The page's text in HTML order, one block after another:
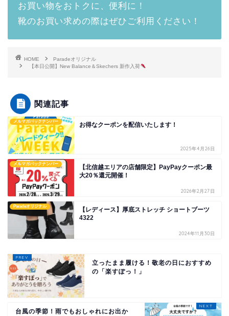
お買い物をおトクに、便利に！
靴のお買い求めの際はぜひご利用ください！
HOME
Paradeオリジナル
【本日公開】New Balance＆Skechers 新作入荷
関連記事
メルマガバックナンバー お得なクーポンを配信いたします！
2025年4月26日
メルマガバックナンバー
【北信越エリアの店舗限定】PayPayクーポン最
大20％還元開催！
2026年2月27日
Paradeオリジナル
【レディース】厚底ストレッチ ショートブーツ
4322
2024年11月30日
立ったまま履ける！敬老の日におすすめ
の「楽すぽっ！」
台風の季節！雨でもおしゃれにお出か